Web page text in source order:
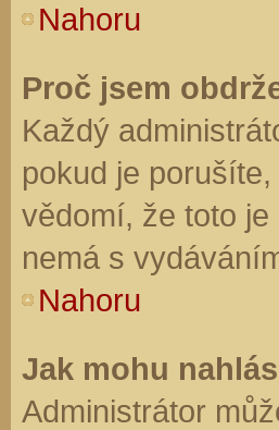
Nahoru
Proč jsem
Každý
pokud je
vědomí, že toto
nemá s
Nahoru
Jak mohu
Administrátor